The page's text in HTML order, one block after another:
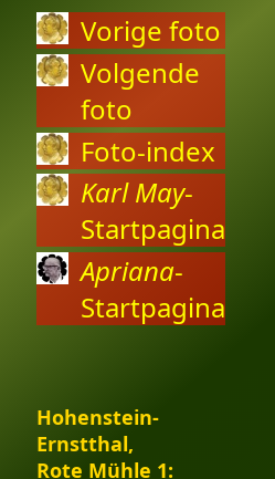
Vorige foto
Volgende
foto
Foto-index
Karl May-
Startpagina
Apriana-
Startpagina
Hohenstein-
Ernstthal,
Rote Mühle 1: